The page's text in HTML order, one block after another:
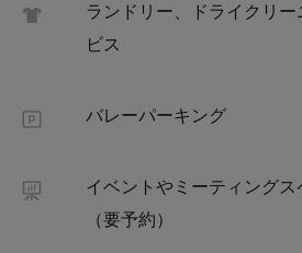
ランドリー、ドライクリ
ビス
バレーパーキング
イベントやミーティング
（要予約）